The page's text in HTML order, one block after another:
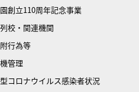
創立110周年記念事業
校・関連機関
行為等
管理
コロナウイルス感染者状況